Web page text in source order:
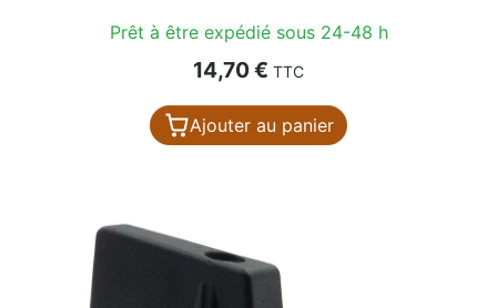
Prêt à être expédié sous 24-48 h
Prix
14,70 € TTC
Ajouter au panier